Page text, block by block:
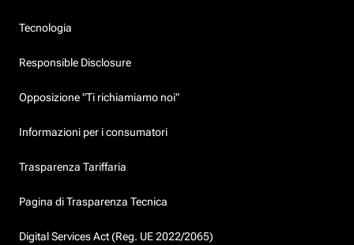
Tecnologia
Responsible Disclosure
Opposizione "Ti richiamiamo noi"
Informazioni per i consumatori
Trasparenza Tariffaria
Pagina di Trasparenza Tecnica
Digital Services Act (Reg. UE 2022/2065)